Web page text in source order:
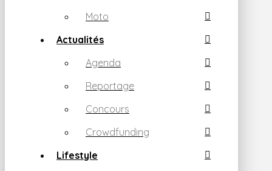
Moto
Actualités
Agenda
Reportage
Concours
Crowdfunding
Lifestyle